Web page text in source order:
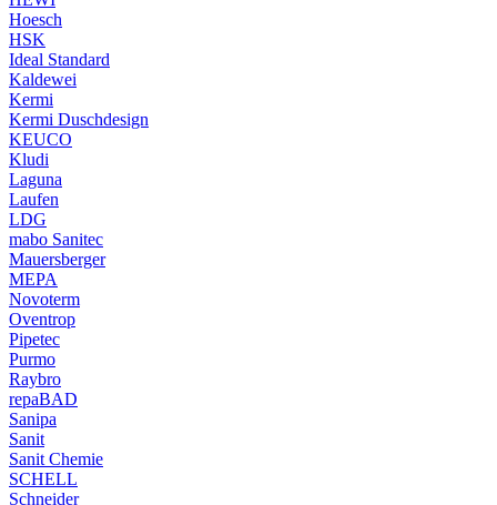
Hoesch
HSK
Ideal Standard
Kaldewei
Kermi
Kermi Duschdesign
KEUCO
Kludi
Laguna
Laufen
LDG
mabo Sanitec
Mauersberger
MEPA
Novoterm
Oventrop
Pipetec
Purmo
Raybro
repaBAD
Sanipa
Sanit
Sanit Chemie
SCHELL
Schneider